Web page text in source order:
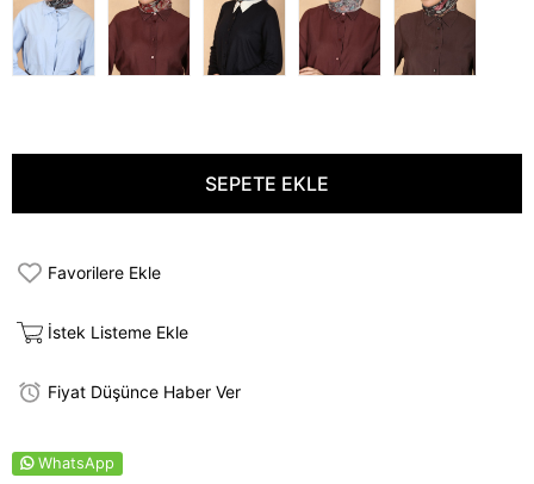
Favorilere Ekle
İstek Listeme Ekle
Fiyat Düşünce Haber Ver
WhatsApp